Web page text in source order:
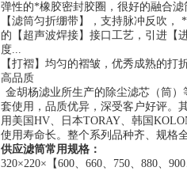
弹性的*橡胶密封胶圈，很好的融合
【滤筒匀折绷带】，支持脉冲反吹
的【超声波焊接】接口工艺，引进【
度...
【打褶】均匀的褶皱，优秀成熟的
高品质
金胡杨滤业所生产的除尘滤芯（筒
套使用，品质优异，深受客户好评。
用美国HV、日本TORAY、韩国
使用寿命长。整个系列品种齐、规格
供应滤筒常用规格：
320×220× 【600、 660、 750、 880、 900